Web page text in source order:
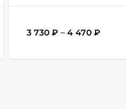
3 730 ₽ – 4 470 ₽